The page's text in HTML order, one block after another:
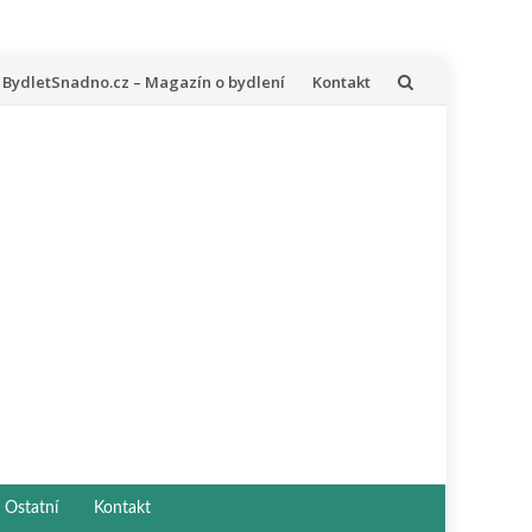
Přeskočit
BydletSnadno.cz – Magazín o bydlení Kontakt
Ostatní Kontakt